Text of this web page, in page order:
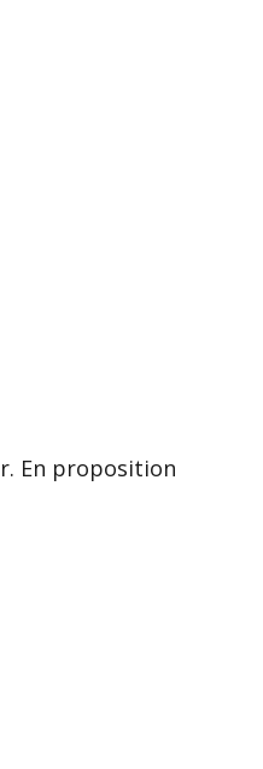
En proposition